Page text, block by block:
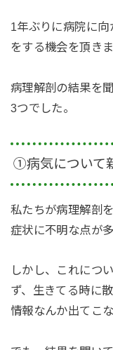
1年ぶりに病院に
をする機会を頂きま
病理解剖の結果を
3つでした。
①病気について
私たちが病理解剖
症状に不明な点が
しかし、これにつ
ず、生きてる時に
情報なんか出てこ